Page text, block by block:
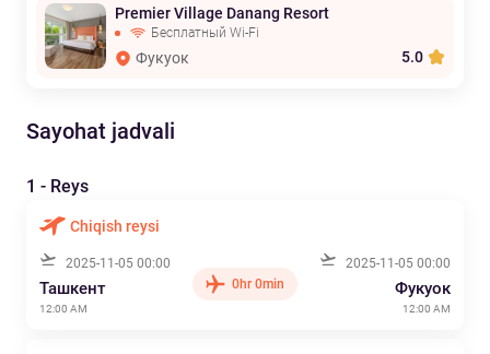
Premier Village Danang Resort
Бесплатный Wi-Fi
Фукуок 5.0
Sayohat jadvali
1 - Reys
Chiqish reysi
2025-11-05 00:00
Ташкент
12:00 AM
0hr 0min
2025-11-05 00:00
Фукуок
12:00 AM